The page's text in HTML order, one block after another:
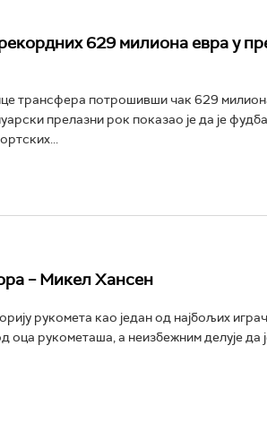
629 милиона евра у
трансфера потрошивши чак 629
прелазни рок показао је да је
– Микел Хансен
рукомета као један од најбољих
оца рукометаша, а неизбежним делује да